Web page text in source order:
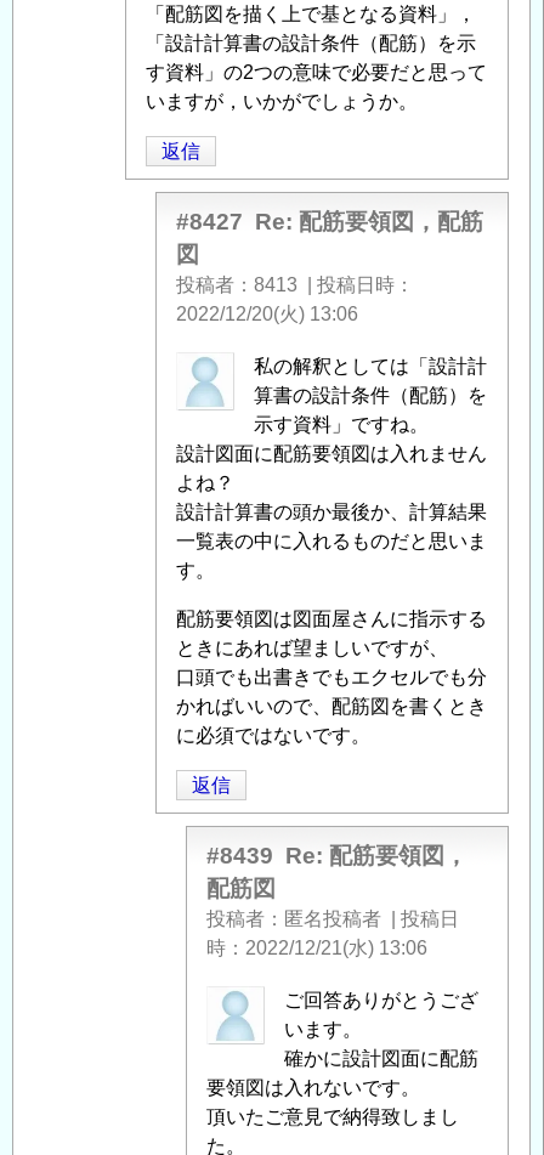
配
筋
要
領
配
筋
」
「配筋図を描く上で基となる資料」，
「設計計算書の設計条件（配筋）を示
す資料」の2つの意味で必要だと思って
いますが，いかがでしょうか。
返信
#8427 Re: 配筋要領図，配筋
図
投稿者 8413
投稿日時
2022/12/20(火) 13:06
匿
名
稿
者
に
よ
る
配
筋
要
領
図，
配
筋
図」
私の解釈としては「設計計
算書の設計条件（配筋）を
示す資料」ですね。
設計図面に配筋要領図は入れません
よね？
設計計算書の頭か最後か、計算結果
一覧表の中に入れるものだと思いま
す。
配筋要領図は図面屋さんに指示する
ときにあれば望ましいですが、
口頭でも出書きでもエクセルでも分
かればいいので、配筋図を書くとき
に必須ではないです。
返信
#8439 Re: 配筋要領図，
配筋図
投稿者 匿名投稿者
投稿日
時
2022/12/21(水) 13:06
匿
名
稿
者
に
ご回答ありがとうござ
います。
確かに設計図面に配筋
要領図は入れないです。
頂いたご意見で納得致しまし
た。